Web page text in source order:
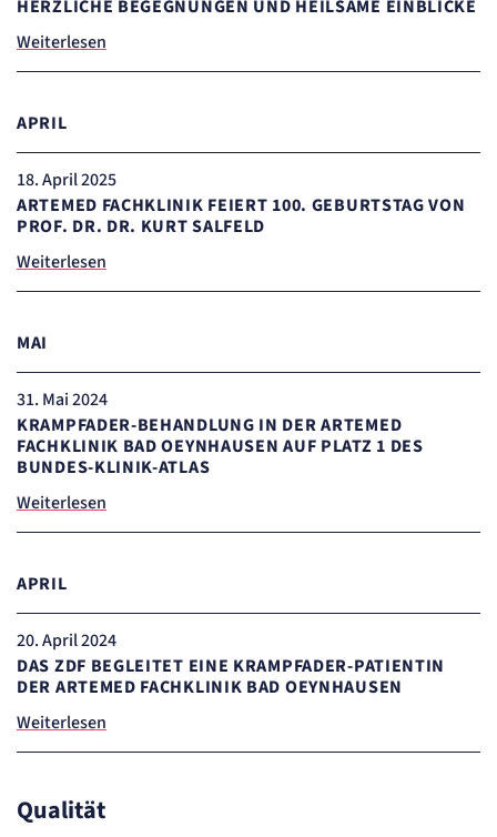
HERZLICHE BEGEGNUNGEN UND HEILSAME EINBLICKE
Weiterlesen
APRIL
18. April 2025
ARTEMED FACHKLINIK FEIERT 100. GEBURTSTAG VON
PROF. DR. DR. KURT SALFELD
Weiterlesen
MAI
31. Mai 2024
KRAMPFADER-BEHANDLUNG IN DER ARTEMED
FACHKLINIK BAD OEYNHAUSEN AUF PLATZ 1 DES
BUNDES-KLINIK-ATLAS
Weiterlesen
APRIL
20. April 2024
DAS ZDF BEGLEITET EINE KRAMPFADER-PATIENTIN
DER ARTEMED FACHKLINIK BAD OEYNHAUSEN
Weiterlesen
Qualität